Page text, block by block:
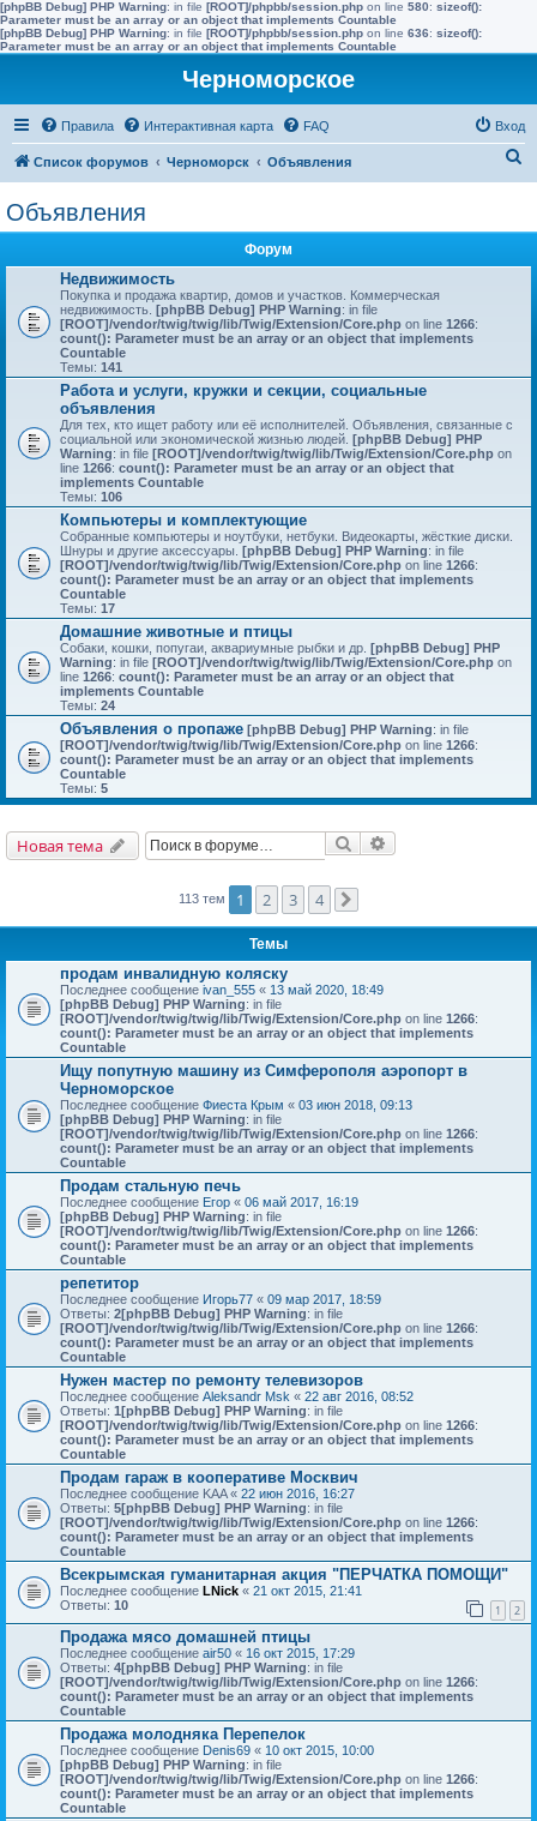
[phpBB Debug] PHP Warning: in file [ROOT]/phpbb/session.php on line 580: sizeof():
Parameter must be an array or an object that implements Countable
[phpBB Debug] PHP Warning: in file [ROOT]/phpbb/session.php on line 636: sizeof():
Parameter must be an array or an object that implements Countable
Черноморское
Правила Интерактивная карта FAQ Вход
Список форумов Черноморск Объявления
Объявления
Форум
Недвижимость
Покупка и продажа квартир, домов и участков. Коммерческая
недвижимость. [phpBB Debug] PHP Warning: in file
[ROOT]/vendor/twig/twig/lib/Twig/Extension/Core.php on line 1266:
count(): Parameter must be an array or an object that implements
Countable
Темы: 141
Работа и услуги, кружки и секции, социальные
объявления
Для тех, кто ищет работу или её исполнителей. Объявления, связанные с
социальной или экономической жизнью людей. [phpBB Debug] PHP
Warning: in file [ROOT]/vendor/twig/twig/lib/Twig/Extension/Core.php on
line 1266: count(): Parameter must be an array or an object that
implements Countable
Темы: 106
Компьютеры и комплектующие
Собранные компьютеры и ноутбуки, нетбуки. Видеокарты, жёсткие диски.
Шнуры и другие аксессуары. [phpBB Debug] PHP Warning: in file
[ROOT]/vendor/twig/twig/lib/Twig/Extension/Core.php on line 1266:
count(): Parameter must be an array or an object that implements
Countable
Темы: 17
Домашние животные и птицы
Собаки, кошки, попугаи, аквариумные рыбки и др. [phpBB Debug] PHP
Warning: in file [ROOT]/vendor/twig/twig/lib/Twig/Extension/Core.php on
line 1266: count(): Parameter must be an array or an object that
implements Countable
Темы: 24
Объявления о пропаже [phpBB Debug] PHP Warning: in file
[ROOT]/vendor/twig/twig/lib/Twig/Extension/Core.php on line 1266:
count(): Parameter must be an array or an object that implements
Countable
Темы: 5
Новая тема Поиск
113 тем 1 2 3 4
Темы
продам инвалидную коляску
Последнее сообщение ivan_555 « 13 май 2020, 18:49
[phpBB Debug] PHP Warning: in file
[ROOT]/vendor/twig/twig/lib/Twig/Extension/Core.php on line 1266:
count(): Parameter must be an array or an object that implements
Countable
Ищу попутную машину из Симферополя аэропорт в
Черноморское
Последнее сообщение Фиеста Крым « 03 июн 2018, 09:13
[phpBB Debug] PHP Warning: in file
[ROOT]/vendor/twig/twig/lib/Twig/Extension/Core.php on line 1266:
count(): Parameter must be an array or an object that implements
Countable
Продам стальную печь
Последнее сообщение Егор « 06 май 2017, 16:19
[phpBB Debug] PHP Warning: in file
[ROOT]/vendor/twig/twig/lib/Twig/Extension/Core.php on line 1266:
count(): Parameter must be an array or an object that implements
Countable
репетитор
Последнее сообщение Игорь77 « 09 мар 2017, 18:59
Ответы: 2[phpBB Debug] PHP Warning: in file
[ROOT]/vendor/twig/twig/lib/Twig/Extension/Core.php on line 1266:
count(): Parameter must be an array or an object that implements
Countable
Нужен мастер по ремонту телевизоров
Последнее сообщение Aleksandr Msk « 22 авг 2016, 08:52
Ответы: 1[phpBB Debug] PHP Warning: in file
[ROOT]/vendor/twig/twig/lib/Twig/Extension/Core.php on line 1266:
count(): Parameter must be an array or an object that implements
Countable
Продам гараж в кооперативе Москвич
Последнее сообщение KAA« 22 июн 2016, 16:27
Ответы: 5[phpBB Debug] PHP Warning: in file
[ROOT]/vendor/twig/twig/lib/Twig/Extension/Core.php on line 1266:
count(): Parameter must be an array or an object that implements
Countable
Всекрымская гуманитарная акция "ПЕРЧАТКА ПОМОЩИ"
Последнее сообщение LNick « 21 окт 2015, 21:41
Ответы: 10 1 2
Продажа мясо домашней птицы
Последнее сообщение air50 « 16 окт 2015, 17:29
Ответы: 4[phpBB Debug] PHP Warning: in file
[ROOT]/vendor/twig/twig/lib/Twig/Extension/Core.php on line 1266:
count(): Parameter must be an array or an object that implements
Countable
Продажа молодняка Перепелок
Последнее сообщение Denis69 « 10 окт 2015, 10:00
[phpBB Debug] PHP Warning: in file
[ROOT]/vendor/twig/twig/lib/Twig/Extension/Core.php on line 1266:
count(): Parameter must be an array or an object that implements
Countable